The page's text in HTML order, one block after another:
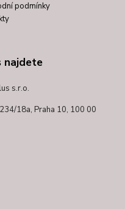
podmínky
najdete
s.r.o.
18a, Praha 10, 100 00